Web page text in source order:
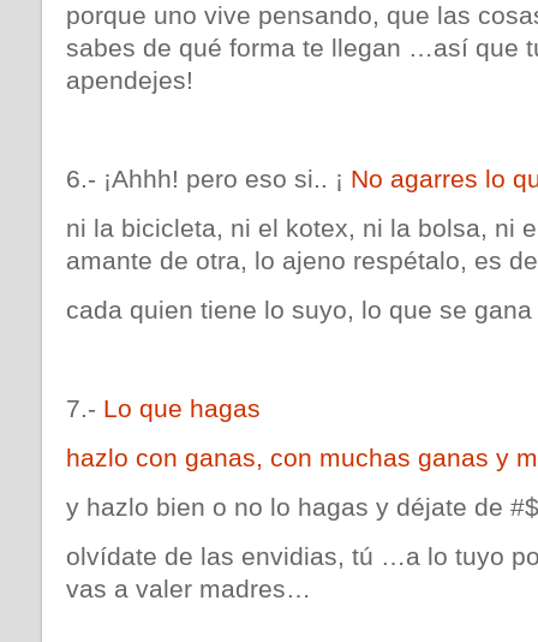
porque uno vive pensando, que las
sabes de qué forma te llegan …así que
apendejes!
6.- ¡Ahhh! pero eso si.. ¡ No agarres lo
ni la bicicleta, ni el kotex, ni la bolsa, ni
amante de otra, lo ajeno respétalo, es
cada quien tiene lo suyo, lo que se
7.- Lo que hagas
hazlo con ganas, con muchas ganas y
y hazlo bien o no lo hagas y déjate de
olvídate de las envidias, tú …a lo tuyo
vas a valer madres…